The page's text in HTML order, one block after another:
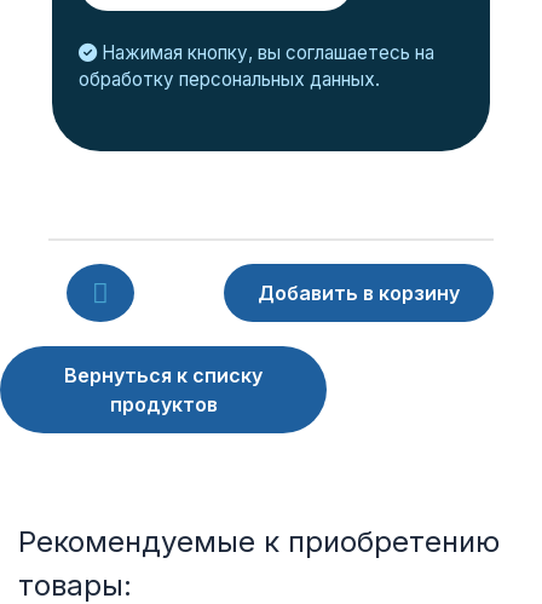
Нажимая кнопку, вы соглашаетесь на
обработку персональных данных.
Вернуться к списку
продуктов
Рекомендуемые к приобретению
товары: